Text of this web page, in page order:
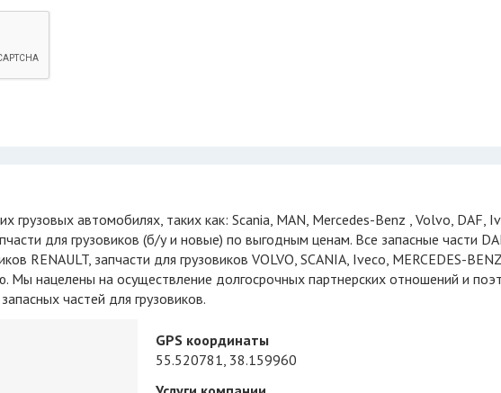
для грузовиков (б/у и новые) по выгодным ценам. Все запасные части
RENAULT, запчасти для грузовиков VOLVO, SCANIA, Iveco, МERCEDES-BENZ
Мы нацелены на осуществление долгосрочных партнерских отношений и
частей для грузовиков.
GPS координаты
55.520781, 38.159960